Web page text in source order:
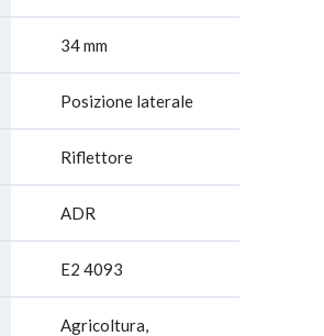
34 mm
Posizione laterale
Riflettore
ADR
E2 4093
Agricoltura,